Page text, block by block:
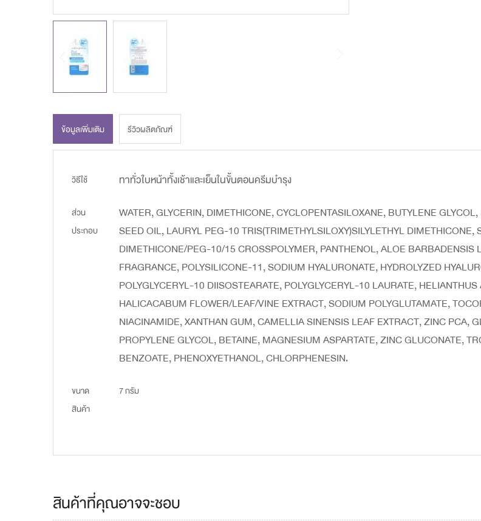
ข้อมูลเพิ่มเติม รีวิวผลิตภัณฑ์
ข้อมูล
เติม
วิธีใช้ ทาทั่วใบหน้าทั้งเช้าและเย็นในขั้นตอนครีมบำรุง
ส่วน
ประกอบ
WATER, GLYCERIN, DIMETHICONE, CYCLOPENTASILOXANE, BUTYLENE
SEED OIL, LAURYL PEG-10 TRIS(TRIMETHYLSILOXY)SILYLETHYL
DIMETHICONE/PEG-10/15 CROSSPOLYMER, PANTHENOL, ALOE
FRAGRANCE, POLYSILICONE-11, SODIUM HYALURONATE, HYDROLYZED
POLYGLYCERYL-10 DIISOSTEARATE, POLYGLYCERYL-10 LAURATE,
HALICACABUM FLOWER/LEAF/VINE EXTRACT, SODIUM POLYGLUTAMATE,
NIACINAMIDE, XANTHAN GUM, CAMELLIA SINENSIS LEAF EXTRACT, ZINC PCA,
PROPYLENE GLYCOL, BETAINE, MAGNESIUM ASPARTATE, ZINC GLUCONATE,
BENZOATE, PHENOXYETHANOL, CHLORPHENESIN.
ขนาด
สินค้า
7 กรัม
สินค้าที่คุณอาจจะชอบ